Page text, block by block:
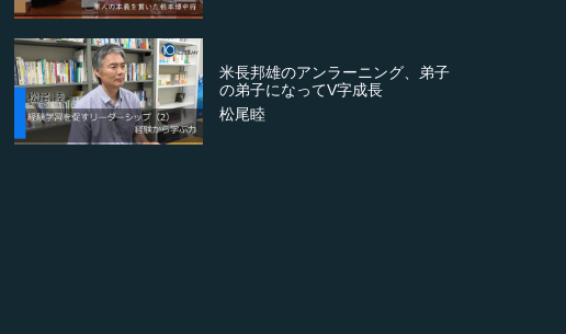
米長邦雄のアンラーニング、弟子
の弟子になってV字成長
松尾睦